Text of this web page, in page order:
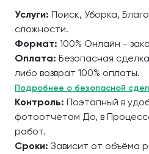
Услуги: Поиск, Уборка,
сложности.
Формат: 100% Онлайн -
Оплата: Безопасная
либо возврат 100% оплаты.
Подробнее о безопасной
Контроль: Поэтапный в
фотоотчётом До, в
работ.
Сроки: Зависит от объёма